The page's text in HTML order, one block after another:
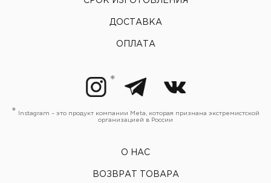
ДОСТАВКА
ОПЛАТА
*
Instagram – это продукт компании Meta, которая признана экстремистской
организацией в России
О НАС
ВОЗВРАТ ТОВАРА